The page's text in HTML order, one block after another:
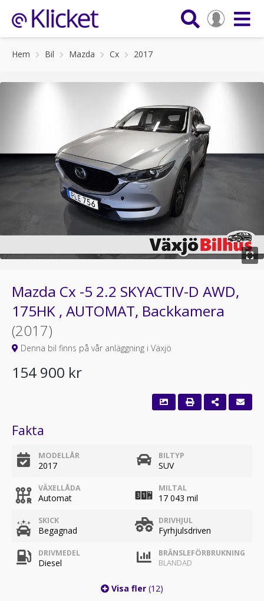
Hem Bil Mazda Cx 2017
Mazda Cx -5 2.2 SKYACTIV-D AWD,
175HK , AUTOMAT, Backkamera
(2017)
Denna bil finns på vår anläggning i Växjö
154 900 kr
Fakta
MODELLÅR
2017
BILTYP
SUV
VÄXELLÅDA
Automat
MILTAL
17 043 mil
SKICK
Begagnad
DRIVHJUL
Fyrhjulsdriven
DRIVMEDEL
Diesel
BRÄNSLEFÖRBRUKNING
BLANDAD
Visa fler (12)